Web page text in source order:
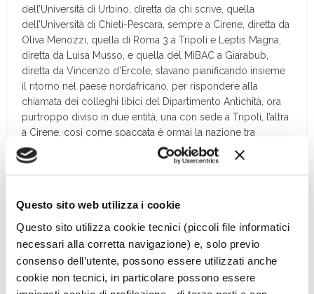
Questo sito web utilizza i cookie
Questo sito utilizza cookie tecnici (piccoli file informatici
necessari alla corretta navigazione) e, solo previo
consenso dell’utente, possono essere utilizzati anche
cookie non tecnici, in particolare possono essere
dell’Università di Urbino, diretta da chi scrive, quella
dell’Università di Chieti-Pescara, sempre a Cirene, diretta da
Oliva Menozzi, quella di Roma 3 a Tripoli e Leptis Magna,
diretta da Luisa Musso, e quella del MiBAC a Giarabub,
diretta da Vincenzo d’Ercole, stavano pianificando insieme
il ritorno nel paese nordafricano, per rispondere alla
chiamata dei colleghi libici del Dipartimento Antichità, ora
purtroppo diviso in due entità, una con sede a Tripoli, l’altra
a Cirene, così come spaccata è ormai la nazione tra
Tripolitania e Cirenaica.
dovuto alla presenza di Daesh. Dovevamo verificare coi
nostri occhi le condizioni del patrimonio archeologico
dopo anni di guerra e valutare le azioni da intraprendere. […]